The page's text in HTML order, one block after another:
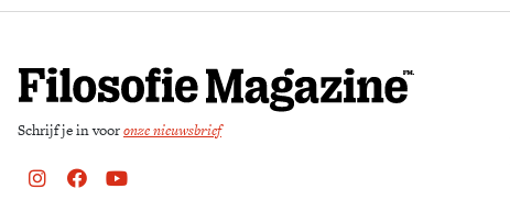
Schrijf je in vooronze nieuwsbrief
Instagram
FacebookYoutube